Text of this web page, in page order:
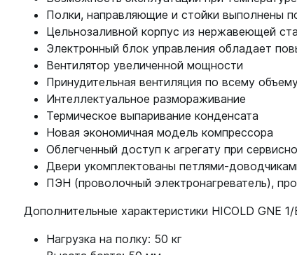
Полки, направляющие и стойки выполнены
Цельнозаливной корпус из нержавеющей
Электронный блок управления обладает
Вентилятор увеличенной мощности
Принудительная вентиляция по всему
Интеллектуальное размораживание
Термическое выпаривание конденсата
Новая экономичная модель компрессора
Облегченный доступ к агрегату при
Двери укомплектованы петлями-
ПЭН (проволочный электронагреватель),
Дополнительные характеристики HICOLD GNE 1/
Нагрузка на полку: 50 кг